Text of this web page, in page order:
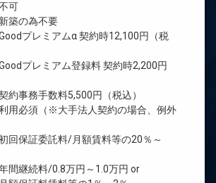
の為不要
プレミアムα 契約時12,100円（税
プレミアム登録料 契約時2,200円
務手数料5,500円（税込）
必須（※大手法人契約の場合、例外
保証委託料/月額賃料等の20％～
継続料/0.8万円～1.0万円 or